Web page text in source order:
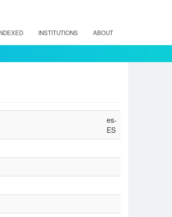
INSTITUTIONS ABOUT
es-
ES